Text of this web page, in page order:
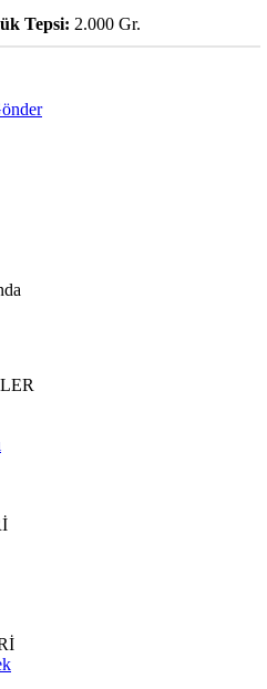
Tepsi: 2.000 Gr.